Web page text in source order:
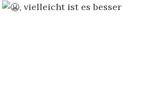
, vielleicht ist es besser